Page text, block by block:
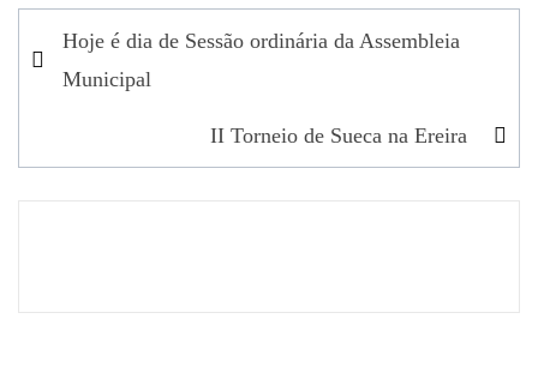
Navegação
de
Hoje é dia de Sessão ordinária da Assembleia
Municipal
II Torneio de Sueca na Ereira